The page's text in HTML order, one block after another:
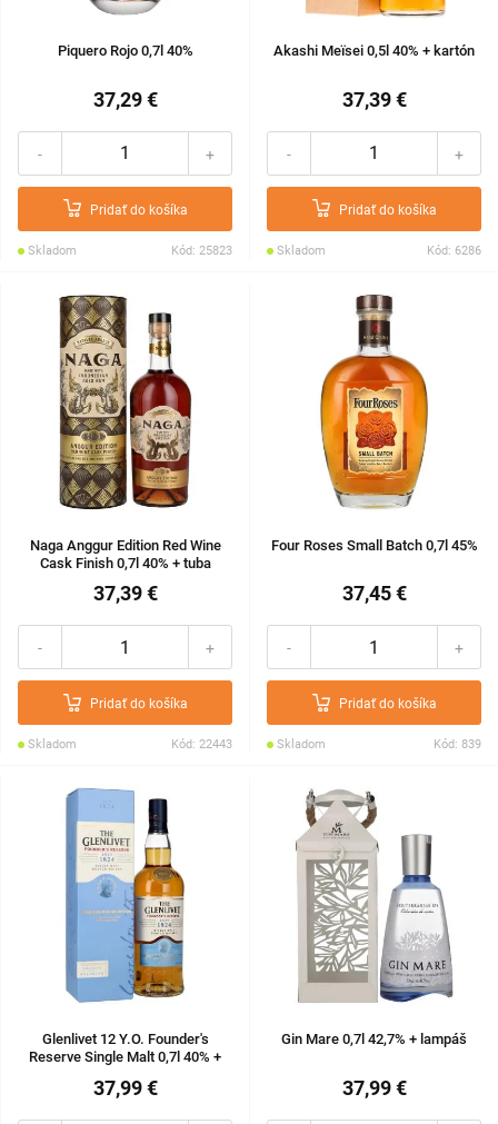
Piquero Rojo 0,7l 40%
37,29 €
- +
Pridať do košíka
Skladom Kód: 25823
Akashi Meïsei 0,5l 40% + kartón
37,39 €
- +
Pridať do košíka
Skladom Kód: 6286
Naga Anggur Edition Red Wine
Cask Finish 0,7l 40% + tuba
37,39 €
- +
Pridať do košíka
Skladom Kód: 22443
Four Roses Small Batch 0,7l 45%
37,45 €
- +
Pridať do košíka
Skladom Kód: 839
Glenlivet 12 Y.O. Founder's
Reserve Single Malt 0,7l 40% +
37,99 €
Gin Mare 0,7l 42,7% + lampáš
37,99 €